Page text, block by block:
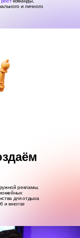
и личного
рекламы,
для отдыха
и многое